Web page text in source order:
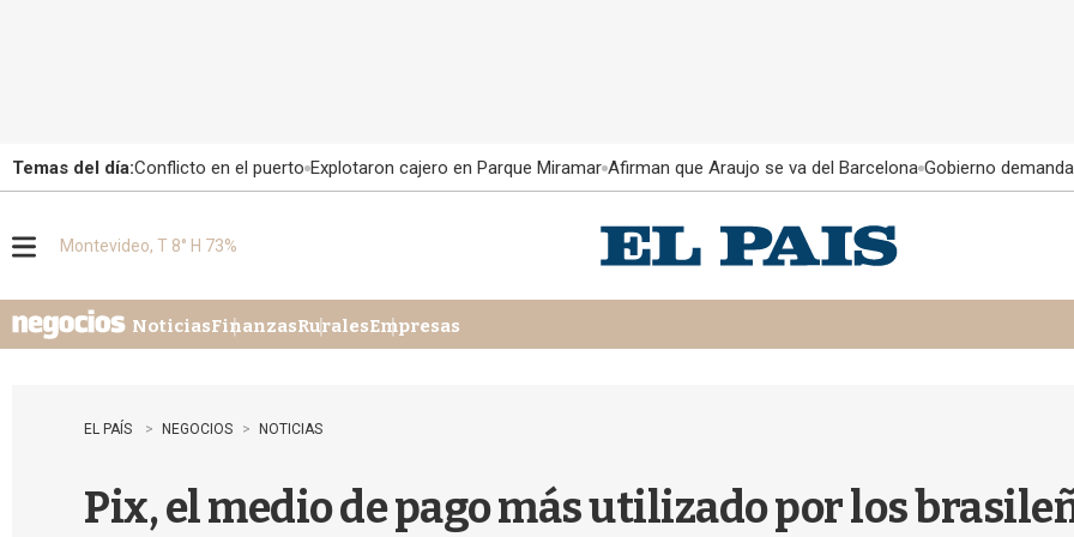
Temas del día:Conflicto en el puerto Explotaron cajero en Parque Miramar Afirman que Araujo se va del Barcelona Gobierno
u
Montevideo, T 8° H 73%
NoticiasFinanzasRuralesEmpresas
EL PAÍS NEGOCIOS NOTICIAS
Pix, el medio de pago más utilizado por los